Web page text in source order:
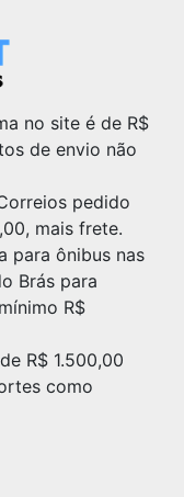
no site é de R$
de envio não
pedido
mais frete.
para ônibus nas
Brás para
R$
R$ 1.500,00
como